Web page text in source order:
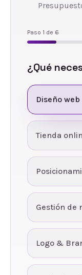
Paso 1 de 6
¿Qué
Diseño web
Tienda
Gestión de
Logo &